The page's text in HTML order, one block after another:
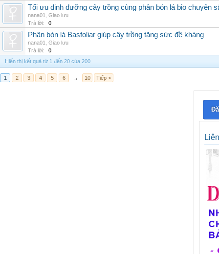
Tối ưu dinh dưỡng cây trồng cùng phân bón lá bio chuyên
nana01
Giao lưu
Trả lời:
0
Phân bón lá Basfoliar giúp cây trồng tăng sức đề kháng
nana01
Giao lưu
Trả lời:
0
Hiển thị kết quả từ 1 đến 20 của 200
1 2 3 4 5 6 → 10 Tiếp >